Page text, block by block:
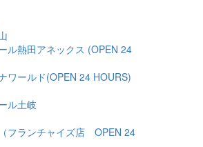
ル熱田アネックス (OPEN 24
ワールド(OPEN 24 HOURS)
ル土岐
フランチャイズ店 OPEN 24